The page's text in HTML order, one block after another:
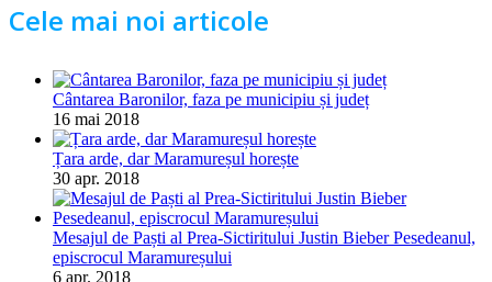
Cele mai noi articole
Cântarea Baronilor, faza pe municipiu și județ
16 mai 2018
Țara arde, dar Maramureșul horește
30 apr. 2018
Mesajul de Paști al Prea-Sictiritului Justin Bieber Pesedeanul,
episcrocul Maramureșului
6 apr. 2018